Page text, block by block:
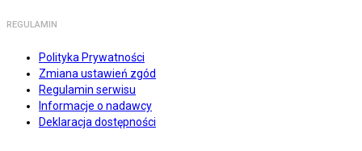
REGULAMIN
Polityka Prywatności
Zmiana ustawień zgód
Regulamin serwisu
Informacje o nadawcy
Deklaracja dostępności